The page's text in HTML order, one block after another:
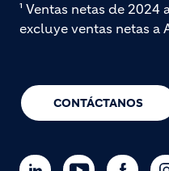
CONTÁCTANOS
¹ Ventas netas de
excluye ventas netas a